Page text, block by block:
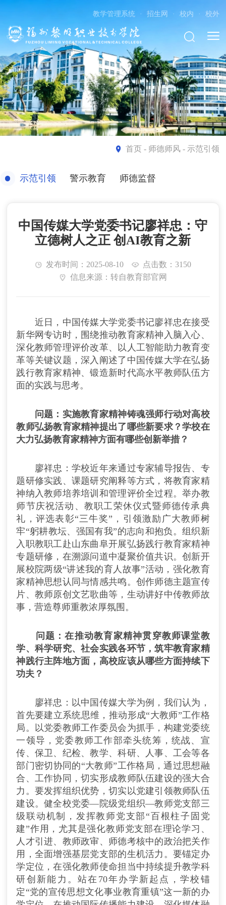
教学管理系统 · 招生网 · 校内 · 校外
首页- 师德师风 - 示范引领
示范引领 警示教育 师德监督
中国传媒大学党委书记廖祥忠：守
立德树人之正 创AI教育之新
发布时间：2025-08-10
点击数：3150
信息来源：转自教育部官网
近日，中国传媒大学党委书记廖祥忠在接受
新华网专访时，围绕推动教育家精神入脑入心、
深化教师管理评价改革、以人工智能助力教育变
革等关键议题，深入阐述了中国传媒大学在弘扬
践行教育家精神、锻造新时代高水平教师队伍方
面的实践与思考。
问题：实施教育家精神铸魂强师行动对高校
教师弘扬教育家精神提出了哪些新要求？学校在
大力弘扬教育家精神方面有哪些创新举措？
廖祥忠：学校近年来通过专家辅导报告、专
题研修实践、课题研究阐释等方式，将教育家精
神纳入教师培养培训和管理评价全过程。举办教
师节庆祝活动、教职工荣休仪式暨师德传承典
礼，评选表彰“三牛奖”，引领激励广大教师树
牢“躬耕教坛、强国有我”的志向和抱负。组织新
入职教职工赴山东曲阜开展弘扬践行教育家精神
专题研修，在溯源问道中凝聚价值共识。创新开
展校院两级“讲述我的育人故事”活动，强化教育
家精神思想认同与情感共鸣。创作师德主题宣传
片、教师原创文艺歌曲等，生动讲好中传教师故
事，营造尊师重教浓厚氛围。
问题：在推动教育家精神贯穿教师课堂教
学、科学研究、社会实践各环节，筑牢教育家精
神践行主阵地方面，高校应该从哪些方面持续下
功夫？
廖祥忠：以中国传媒大学为例，我们认为，
首先要建立系统思维，推动形成“大教师”工作格
局。以党委教师工作委员会为抓手，构建党委统
一领导，党委教师工作部牵头统筹，统战、宣
传、保卫、纪检、教学、科研、人事、工会等各
部门密切协同的“大教师”工作格局，通过思想融
合、工作协同，切实形成教师队伍建设的强大合
力。要发挥组织优势，切实以党建引领教师队伍
建设。健全校党委—院级党组织—教师党支部三
级联动机制，发挥教师党支部“百根柱子固党
建”作用，尤其是强化教师党支部在理论学习、
人才引进、教师政审、师德考核中的政治把关作
用，全面增强基层党支部的生机活力。要锚定办
学定位，在强化教师使命担当中持续提升教学科
研创新能力。站在70年办学新起点，学校锚
定“党的宣传思想文化事业教育重镇”这一新的办